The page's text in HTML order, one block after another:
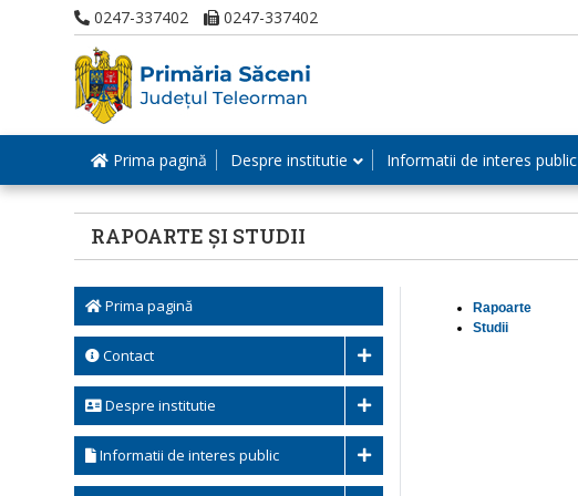
0247-337402 0247-337402
Prima pagină Despre institutie Informatii de interes public
RAPOARTE ȘI STUDII
Prima pagină
Contact
Despre institutie
Informatii de interes public
Rapoarte
Studii